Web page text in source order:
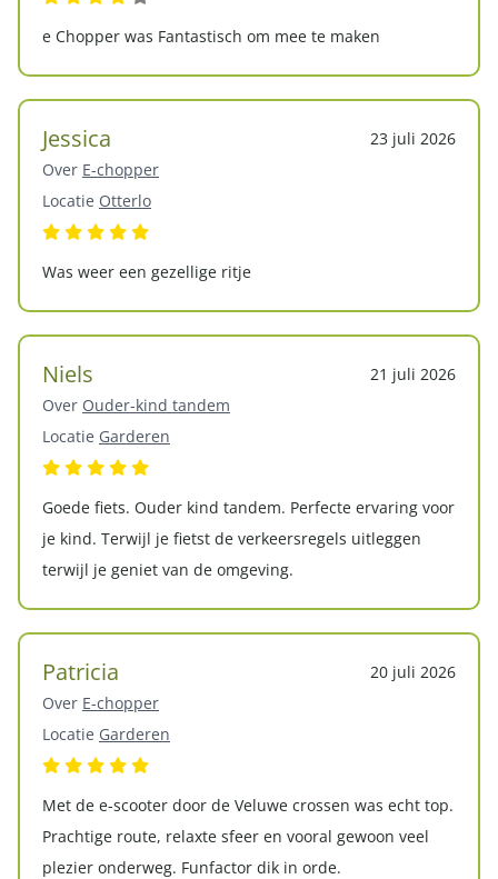
e Chopper was Fantastisch om mee te maken
Jessica
23 juli 2026
Over E-chopper
Locatie Otterlo
Was weer een gezellige ritje
Niels
21 juli 2026
Over Ouder-kind tandem
Locatie Garderen
Goede fiets. Ouder kind tandem. Perfecte ervaring voor
je kind. Terwijl je fietst de verkeersregels uitleggen
terwijl je geniet van de omgeving.
Patricia
20 juli 2026
Over E-chopper
Locatie Garderen
Met de e-scooter door de Veluwe crossen was echt top.
Prachtige route, relaxte sfeer en vooral gewoon veel
plezier onderweg. Funfactor dik in orde.